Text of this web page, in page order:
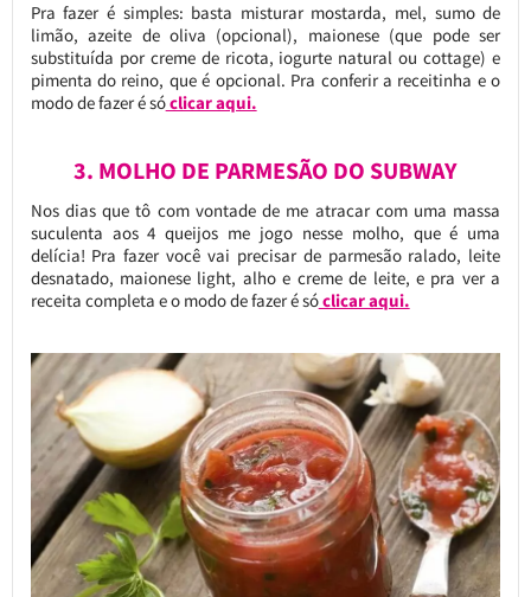
Pra fazer é simples: basta misturar mostarda, mel, sumo de
limão, azeite de oliva (opcional), maionese (que pode ser
substituída por creme de ricota, iogurte natural ou cottage) e
pimenta do reino, que é opcional. Pra conferir a receitinha e o
modo de fazer é sóclicar aqui.
3. MOLHO DE PARMESÃO DO SUBWAY
Nos dias que tô com vontade de me atracar com uma massa
suculenta aos 4 queijos me jogo nesse molho, que é uma
delícia! Pra fazer você vai precisar de parmesão ralado, leite
desnatado, maionese light, alho e creme de leite, e pra ver a
receita completa e o modo de fazer é sóclicar aqui.